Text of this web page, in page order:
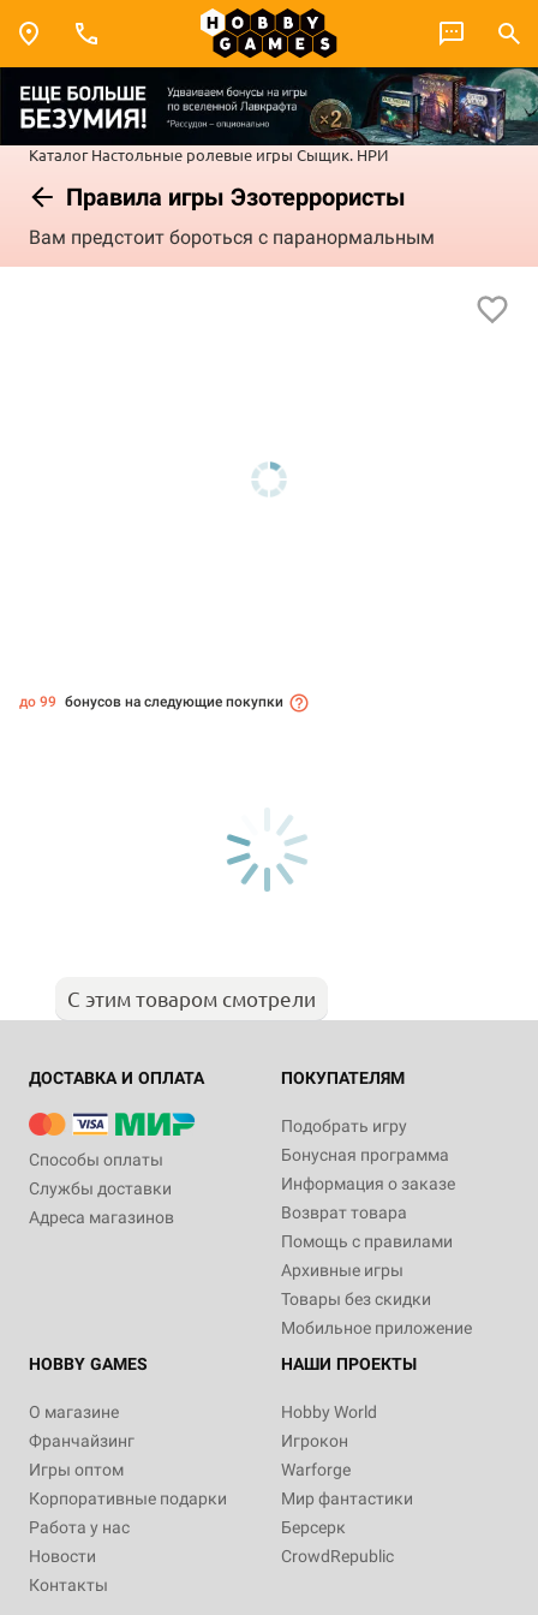
Каталог Настольные ролевые игры Сыщик. НРИ
Правила игры Эзотеррористы
Вам предстоит бороться с паранормальным
до 99 бонусов на следующие покупки
С этим товаром смотрели
ДОСТАВКА И ОПЛАТА
Способы оплаты
Службы доставки
Адреса магазинов
ПОКУПАТЕЛЯМ
Подобрать игру
Бонусная программа
Информация о заказе
Возврат товара
Помощь с правилами
Архивные игры
Товары без скидки
Мобильное приложение
HOBBY GAMES
О магазине
Франчайзинг
Игры оптом
Корпоративные подарки
Работа у нас
Новости
Контакты
НАШИ ПРОЕКТЫ
Hobby World
Игрокон
Warforge
Мир фантастики
Берсерк
CrowdRepublic